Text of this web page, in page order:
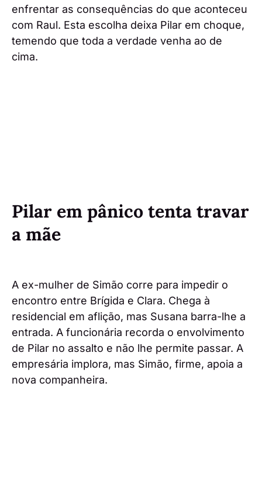
enfrentar as consequências do que aconteceu
com Raul. Esta escolha deixa Pilar em choque,
temendo que toda a verdade venha ao de
cima.
Pilar em pânico tenta travar
a mãe
A ex-mulher de Simão corre para impedir o
encontro entre Brígida e Clara. Chega à
residencial em aflição, mas Susana barra-lhe a
entrada. A funcionária recorda o envolvimento
de Pilar no assalto e não lhe permite passar. A
empresária implora, mas Simão, firme, apoia a
nova companheira.